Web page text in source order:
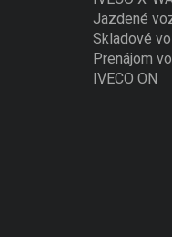
Jazdené
Skladové
Prenájom
IVECO ON